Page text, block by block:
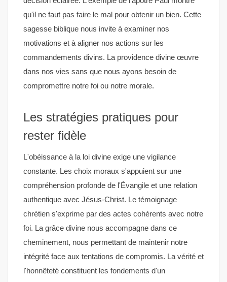
qu'il ne faut pas faire le mal pour obtenir un bien. Cette
sagesse biblique nous invite à examiner nos
motivations et à aligner nos actions sur les
commandements divins. La providence divine œuvre
dans nos vies sans que nous ayons besoin de
compromettre notre foi ou notre morale.
Les stratégies pratiques pour
rester fidèle
L'obéissance à la loi divine exige une vigilance
constante. Les choix moraux s'appuient sur une
compréhension profonde de l'Évangile et une relation
authentique avec Jésus-Christ. Le témoignage
chrétien s'exprime par des actes cohérents avec notre
foi. La grâce divine nous accompagne dans ce
cheminement, nous permettant de maintenir notre
intégrité face aux tentations de compromis. La vérité et
l'honnêteté constituent les fondements d'un